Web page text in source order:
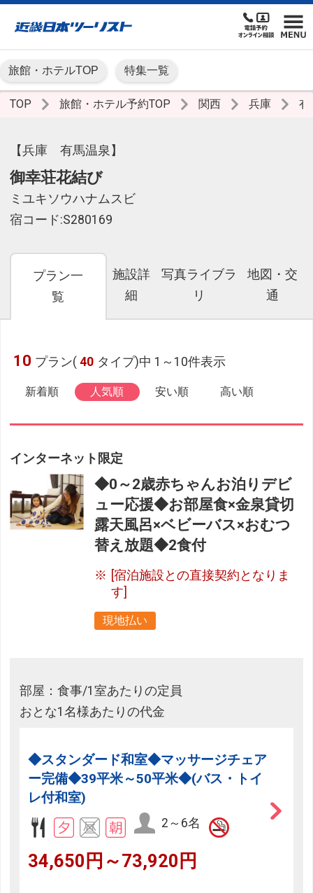
旅館・ホテルTOP 特集一覧
TOP 旅館・ホテル予約TOP 関西 兵庫 有
【兵庫 有馬温泉】
御幸荘花結び
ミユキソウハナムスビ
宿コード:S280169
プラン一
覧
施設詳
細
写真ライブラ
リ
地図・交
通
10 プラン( 40 タイプ)中 1～10件表示
新着順 人気順 安い順 高い順
インターネット限定
◆0～2歳赤ちゃんお泊りデビ
ュー応援◆お部屋食×金泉貸切
露天風呂×ベビーバス×おむつ
替え放題◆2食付
[宿泊施設との直接契約となりま
す]
現地払い
部屋：食事/1室あたりの定員
おとな1名様あたりの代金
◆スタンダード和室◆マッサージチェア
ー完備◆39平米～50平米◆(バス・トイ
レ付和室)
2～6名
34,650円～73,920円